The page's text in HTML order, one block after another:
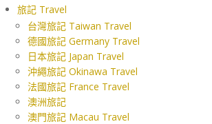
旅記 Travel
台灣旅記 Taiwan Travel
德國旅記 Germany Travel
日本旅記 Japan Travel
沖繩旅記 Okinawa Travel
法國旅記 France Travel
澳洲旅記
澳門旅記 Macau Travel